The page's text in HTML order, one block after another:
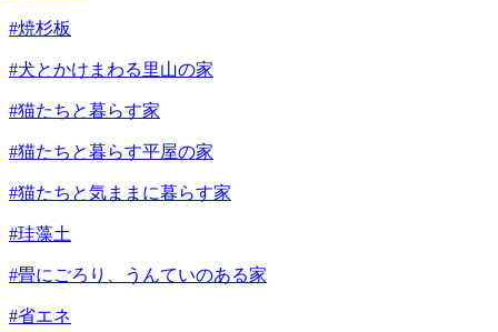
#焼杉板
#犬とかけまわる里山の家
#猫たちと暮らす家
#猫たちと暮らす平屋の家
#猫たちと気ままに暮らす家
#珪藻土
#畳にごろり、うんていのある家
#省エネ